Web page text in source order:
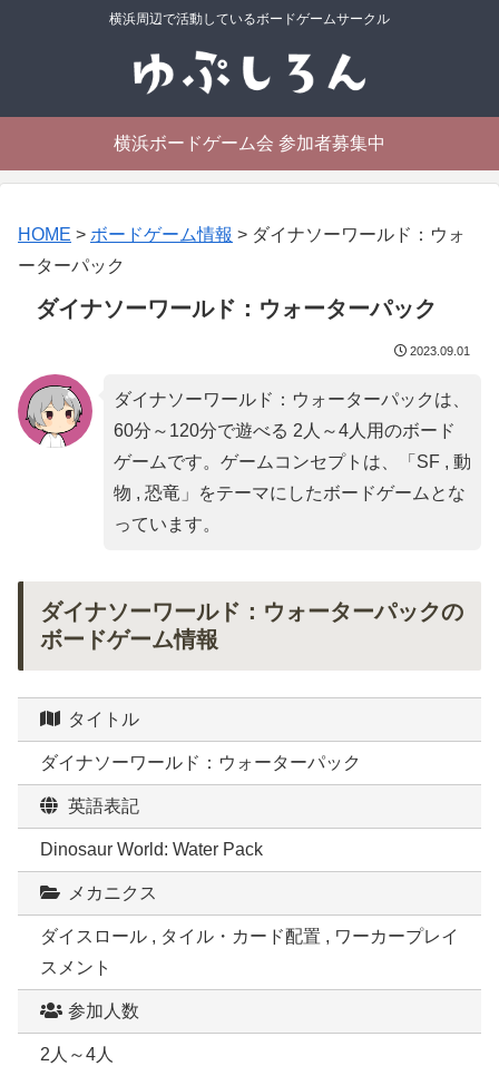
横浜周辺で活動しているボードゲームサークル
横浜ボードゲーム会 参加者募集中
HOME > ボードゲーム情報 > ダイナソーワールド：ウォ
ーターパック
ダイナソーワールド：ウォーターパック
2023.09.01
ダイナソーワールド：ウォーターパックは、
60分～120分で遊べる 2人～4人用のボード
ゲームです。ゲームコンセプトは、「 SF , 動
物 , 恐竜 」をテーマにしたボードゲームとな
っています。
ダイナソーワールド：ウォーターパックの
ボードゲーム情報
タイトル
ダイナソーワールド：ウォーターパック
英語表記
Dinosaur World: Water Pack
メカニクス
ダイスロール , タイル・カード配置 , ワーカープレイ
スメント
参加人数
2人～4人